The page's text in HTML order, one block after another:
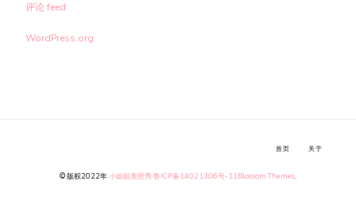
评论 feed
WordPress.org
© 版权2022年小姐姐美照秀鲁ICP备14021306号-11 Blossom Themes.
首页 关于